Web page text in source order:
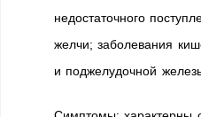
недостаточного
желчи; заболевания
и поджелудочной